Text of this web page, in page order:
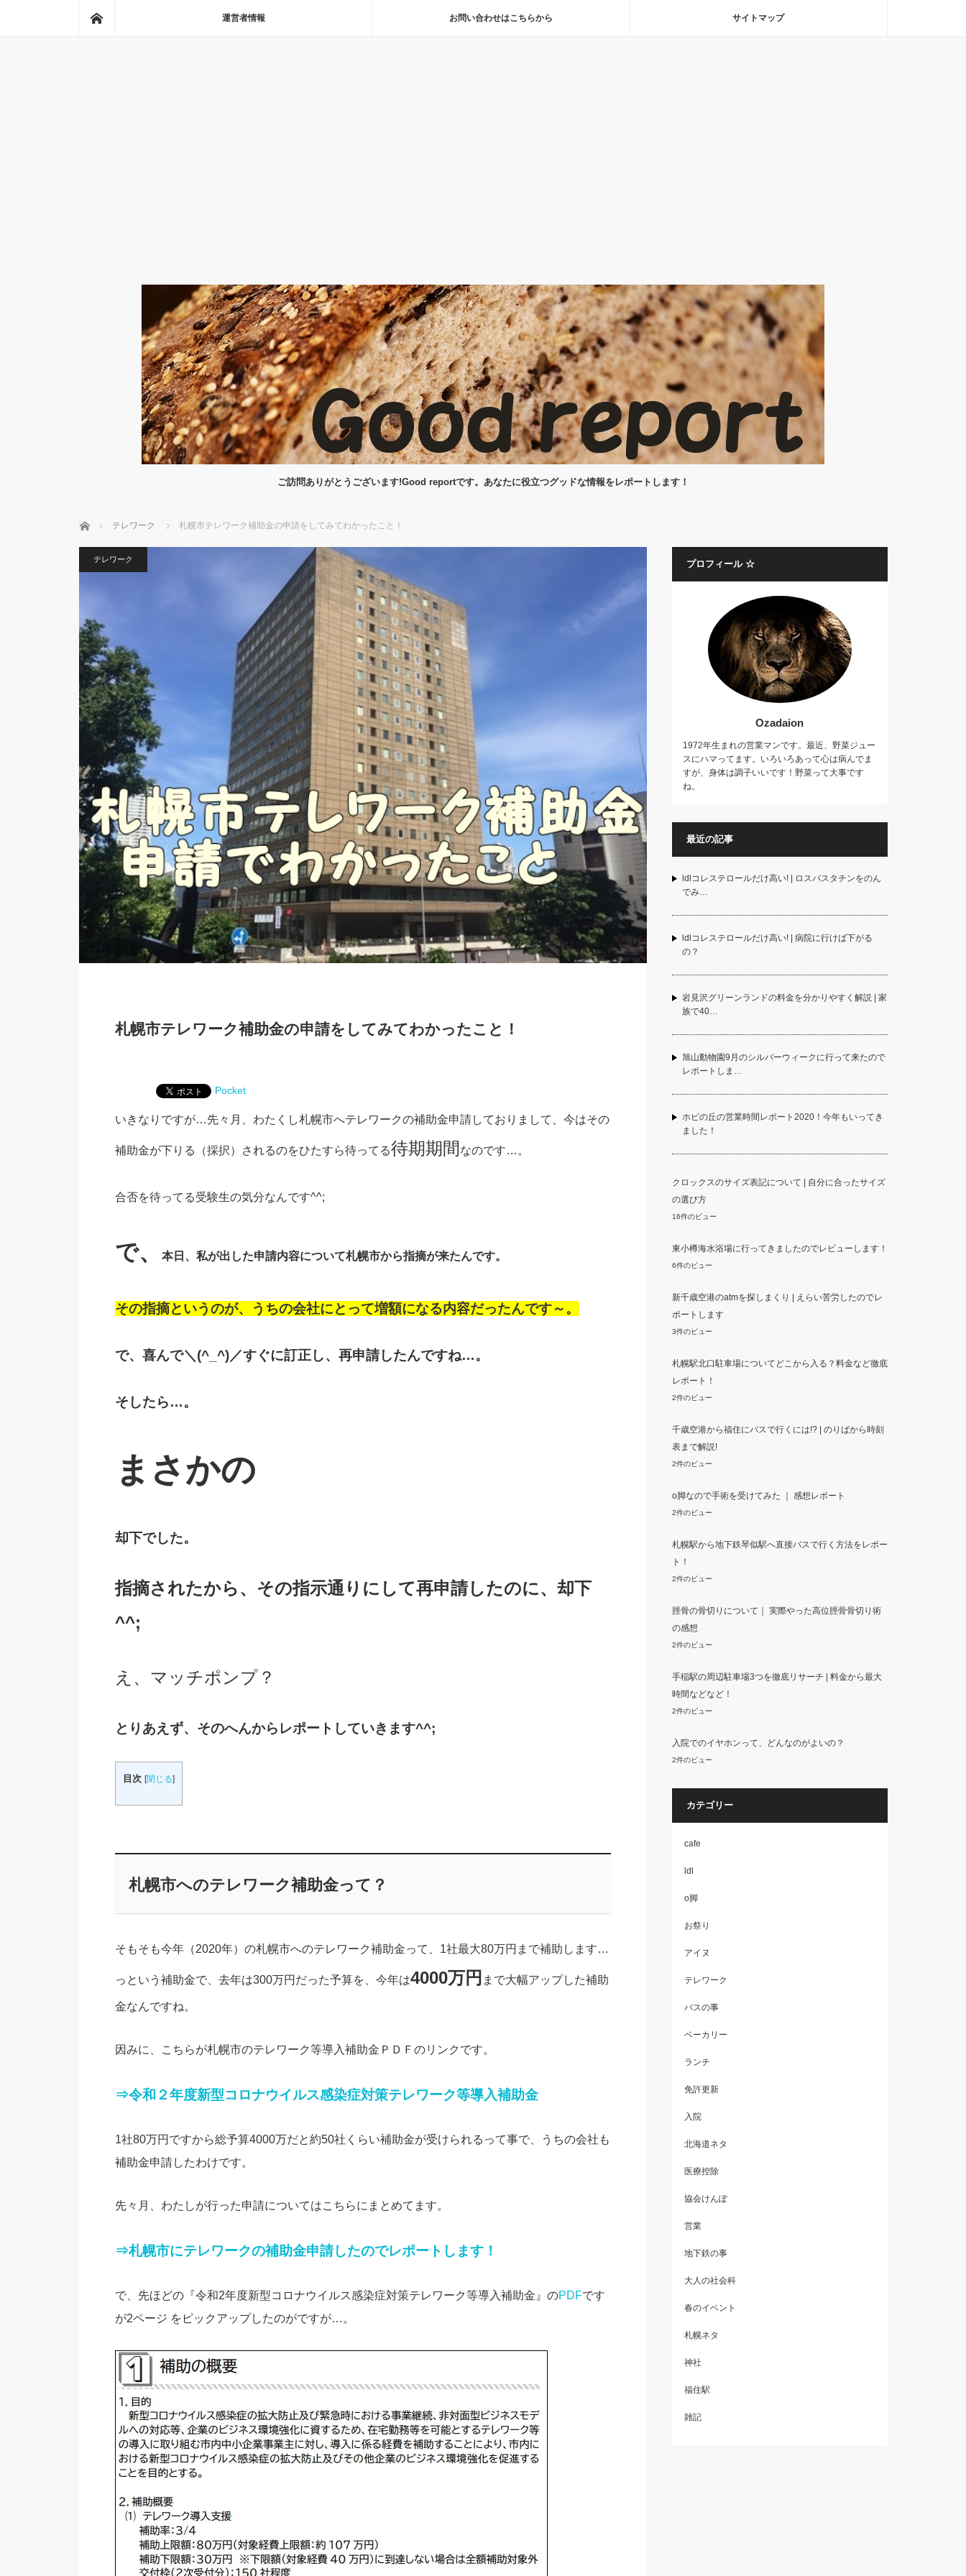
運営者情報 お問い合わせはこちらから サイトマップ
ご訪問ありがとうございます!Good reportです。あなたに役立つグッドな情報をレポートします！
ホーム テレワーク 札幌市テレワーク補助金の申請をしてみてわかったこと！
テレワーク
札幌市テレワーク補助金の申請をしてみてわかったこと！
Pocket
いきなりですが…先々月、わたくし札幌市へテレワークの補助金申請しておりまして、今はその
補助金が下りる（採択）されるのをひたすら待ってる待期期間 なのです…。
合否を待ってる受験生の気分なんです^^;
で、 本日、私が出した申請内容について札幌市から指摘が来たんです。
その指摘というのが、うちの会社にとって増額になる内容だったんです～。
で、喜んで＼(^_^)／すぐに訂正し、再申請したんですね…。
そしたら…。
まさかの
却下でした。
指摘されたから、その指示通りにして再申請したのに、却下
^^;
え、マッチポンプ？
とりあえず、そのへんからレポートしていきます^^;
目次 [閉じる]
札幌市へのテレワーク補助金って？
そもそも今年（2020年）の札幌市へのテレワーク補助金って、1社最大80万円まで補助します…
っという補助金で、去年は300万円だった予算を、今年は4000万円 まで大幅アップした補助
金なんですね。
因みに、こちらが札幌市のテレワーク等導入補助金ＰＤＦのリンクです。
⇒令和２年度新型コロナウイルス感染症対策テレワーク等導入補助金
1社80万円ですから総予算4000万だと約50社くらい補助金が受けられるって事で、うちの会社も
補助金申請したわけです。
先々月、わたしが行った申請についてはこちらにまとめてます。
⇒札幌市にテレワークの補助金申請したのでレポートします！
で、先ほどの『令和2年度新型コロナウイルス感染症対策テレワーク等導入補助金』のPDFです
が2ページ をピックアップしたのがですが…。
プロフィール ☆
Ozadaion
1972年生まれの営業マンです。最近、野菜ジュー
スにハマってます。いろいろあって心は病んでま
すが、身体は調子いいです！野菜って大事です
ね。
最近の記事
ldlコレステロールだけ高い! | ロスバスタチンをのん
でみ…
ldlコレステロールだけ高い! | 病院に行けば下がる
の？
岩見沢グリーンランドの料金を分かりやすく解説 | 家
族で40…
旭山動物園9月のシルバーウィークに行って来たので
レポートしま…
ホピの丘の営業時間レポート2020！今年もいってき
ました！
クロックスのサイズ表記について | 自分に合ったサイズ
の選び方
16件のビュー
東小樽海水浴場に行ってきましたのでレビューします！
6件のビュー
新千歳空港のatmを探しまくり | えらい苦労したのでレ
ポートします
3件のビュー
札幌駅北口駐車場についてどこから入る？料金など徹底
レポート！
2件のビュー
千歳空港から福住にバスで行くには!? | のりばから時刻
表まで解説!
2件のビュー
o脚なので手術を受けてみた ｜ 感想レポート
2件のビュー
札幌駅から地下鉄琴似駅へ直接バスで行く方法をレポー
ト！
2件のビュー
脛骨の骨切りについて｜ 実際やった高位脛骨骨切り術
の感想
2件のビュー
手稲駅の周辺駐車場3つを徹底リサーチ | 料金から最大
時間などなど！
2件のビュー
入院でのイヤホンって、どんなのがよいの？
2件のビュー
カテゴリー
cafe
ldl
o脚
お祭り
アイヌ
テレワーク
バスの事
ベーカリー
ランチ
免許更新
入院
北海道ネタ
医療控除
協会けんぽ
営業
地下鉄の事
大人の社会科
春のイベント
札幌ネタ
神社
福住駅
雑記